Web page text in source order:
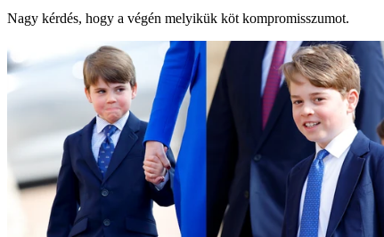
Nagy kérdés, hogy a végén melyikük köt kompromisszumot.